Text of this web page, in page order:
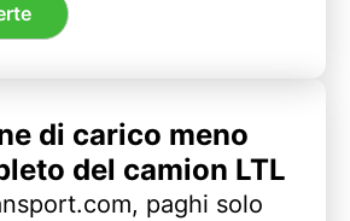
di carico meno
del camion LTL
paghi solo